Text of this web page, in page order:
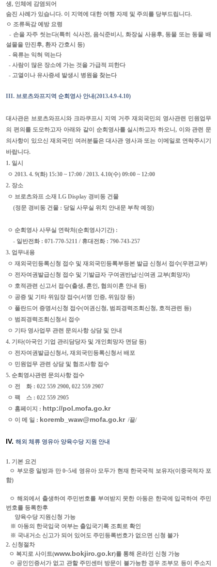
생, 인체에 감염되어
숨진 사례가 있습니다. 이 지역에 대한 여행 자제 및 주의를 당부드립니다.
ㅇ 조류독감 예방 요령
- 손을 자주 씻는다(특히 식사전, 음식준비시, 화장실 사용후, 동물 또는 동물 배
설물을 만진후, 환자 간호시 등)
- 육류는 익혀 먹는다
- 사람이 많은 장소에 가는 것을 가급적 피한다
- 고열이나 유사증세 발생시 병원을 찾는다
III. 브로츠와프지역 순회영사 안내(2013.4.9-4.10)
대사관은 브로츠와프시와 크라쿠프시 지역 거주 재외국민의 영사관련 민원업무
의 편의를 도모하고자 아래와 같이 순회영사를 실시하고자 하오니 , 이와 관련 문
의사항이 있으신 재외국민 여러분들은 대사관 영사과 또는 이메일로 연락주시기
바랍니다.
1. 일시
ㅇ 2013. 4. 9(화) 15:30 ~ 17:00 /2013. 4.10(수) 09:00 ~ 12:00
2. 장소
ㅇ 브로츠와프 소재 LG Display 경비동 건물
(정문 경비동 건물 : 당일 사무실 위치 안내문 부착 예정)
ㅇ 순회영사 사무실 연락처(순회영사기간) :
- 일반전화 : 071-770-5211 / 휴대전화 : 790-743-257
3. 업무내용
ㅇ 재외국민등록신청 접수 및 재외국민등록부등본 발급 신청서 접수(우편교부)
ㅇ 전자여권발급신청 접수 및 기발급자 구여권반납/신여권 교부(희망자)
ㅇ 호적관련 신고서 접수(출생, 혼인, 협의이혼 안내 등)
ㅇ 공증 및 기타 위임장 접수(서명 인증, 위임장 등)
ㅇ 폴란드어 증명서신청 접수(여권신청, 범죄경력조회신청, 호적관련 등)
ㅇ 범죄경력조회신청서 접수
ㅇ 기타 영사업무 관련 문의사항 상담 및 안내
4. 기타(아국인 기업 관리담당자 및 개인희망자 면담 등)
ㅇ 전자여권발급신청서, 재외국민등록신청서 배포
ㅇ 민원업무 관련 상담 및 협조사항 접수
5. 순회영사관련 문의사항 접수
ㅇ 전
화 : 022 559 2900, 022 559 2907
ㅇ 팩
스 : 022 559 2905
ㅇ 홈페이지 : http://pol.mofa.go.kr
ㅇ 이 메 일 : koremb_waw@mofa.go.kr/끝/
IV. 해외 체류 영유아 양육수당 지원 안내
1. 기본 요건
ㅇ 부모중 일방과 만0~5세 영유아 모두가 현재 한국국적 보유자(이중국적자 포
함)
ㅇ 해외에서 출생하여 주민번호를 부여받지 못한 아동은 한국에 입국하여 주민
번호를 등록한후
양육수당 지원신청 가능
※ 아동의 한국입국 여부는 출입국기록 조회로 확인
※ 국내거소 신고가 되어 있어도 주민등록번호가 없으면 신청 불가
2. 신청절차
ㅇ 복지로 사이트(www.bokjiro.go.kr)를 통해 온라인 신청 가능
ㅇ 공인인증서가 없고 관할 주민센터 방문이 불가능한 경우 조부모 등이 주소지